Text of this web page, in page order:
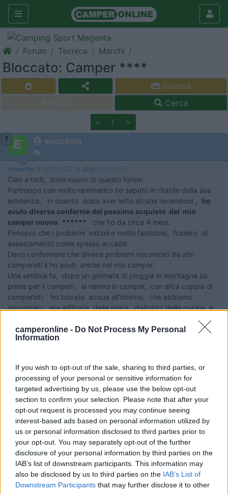
camperonline - Do Not Process My Personal
Information
If you wish to opt-out of the sale, sharing to third parties, or
processing of your personal or sensitive information for
targeted advertising by us, please use the below opt-out
section to confirm your selection. Please note that after your
opt-out request is processed you may continue seeing
interest-based ads based on personal information utilized by
us or personal information disclosed to third parties prior to
your opt-out. You may separately opt-out of the further
disclosure of your personal information by third parties on the
IAB’s list of downstream participants. This information may
also be disclosed by us to third parties on the IAB’s List of
Downstream Participants that may further disclose it to other
Forum Tecnica Marchi
Bloccato: Camper ****
Galleria
Cerca
< 1 >
7 exciclista
1
Inserito il 12/06/2019 alle: 11:05:32
Ciao a tutti, sono nuovo di questo forum.
Purtroppo con molto rammarico ho saputo in ritardo della sua
esistenza, in quanto dopo aver letto alcune recensioni
, ho
avuto diverse conferme del pessimo acquisto del mio
camper nuovo ****** che ho da circa 4 mesi.
Pensavo che i problemi iniziali e molto fastidiosi, fossero di
assestamento come spesso accade.
Devo confermare che diversi problemi riscontrati da altri
camperisti li ho avuti anche nel mio camper.
Una settima fa, dopo un giornata di pioggia in montagna (la
prima per il camper), al rientro in camper, con altra coppia di
camperisti, ho trovato acqua all’interno, che abbiamo
riscontrato, era infiltrata dalla porta, dall’oblo’ della cucina e
entrata ed era tutto chiuso.
Con l’aiuto dell’altra coppia abbiamo impiegato oltre due ore
Il concessionario, quando gli ho mostrato le foto, nonché le
testimonianze, mi ha accusato di aver lasciato aperto l’oblo’.
Da parte mia gli ho risposto che sono camperista d 8 anni e
meticoloso nelle chiusure quando lo lascio in sosta e il
problema era di altro tipo derivante dagli isolamenti del
camper.
Non vi dico la disputa che ho avuto con il concessionario e alla
fine vista la sua volontà a incolparmi dell’accaduto e a non
risolvere il problema in garanzia, (senza nemmeno fare i dovuti
controlli) sono andato in altra concessionaria per farlo
controllare con relativa diagnosi a mie spese.
Risultato: le guarnizioni della porta di entrata, delle due porte